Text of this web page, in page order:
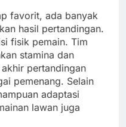
favorit, ada banyak
hasil pertandingan.
fisik pemain. Tim
stamina dan
pertandingan
pemenang. Selain
adaptasi
lawan juga